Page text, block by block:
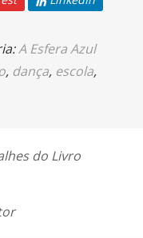
A Esfera Azul
, dança, escola,
do Livro